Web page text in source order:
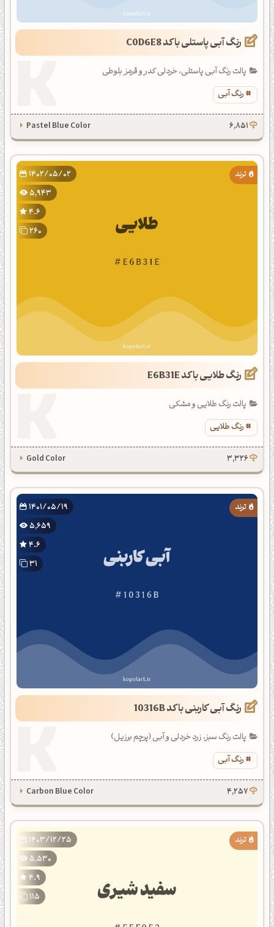
رنگ آبی پاستلی با کد C0D6E8
پالت رنگ آبی پاستلی، خردلی کدر و قرمز بلوطی
رنگ آبی
6,851
Pastel Blue Color
1402/05/02
5,943
4.6
260
رنگ طلایی با کد E6B31E
پالت رنگ طلایی و مشکی
رنگ طلایی
3,326
Gold Color
1401/05/19
5,659
4.6
31
رنگ آبی کاربنی با کد 10316B
پالت رنگ سبز، زرد خردلی و آبی (پرچم برزیل)
رنگ آبی
4,257
Carbon Blue Color
1403/12/25
5,530
4.9
115